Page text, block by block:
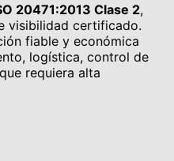
20471:2013 Clase 2,
visibilidad certificado.
fiable y económica
logística, control de
requiera alta